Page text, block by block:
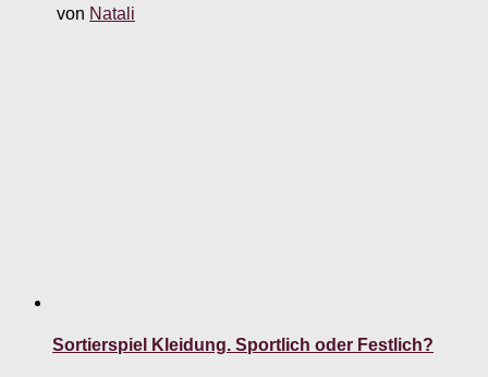
von Natali
Sortierspiel Kleidung. Sportlich oder Festlich?